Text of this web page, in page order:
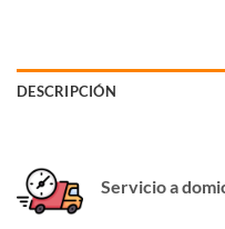
DESCRIPCIÓN
Servicio a